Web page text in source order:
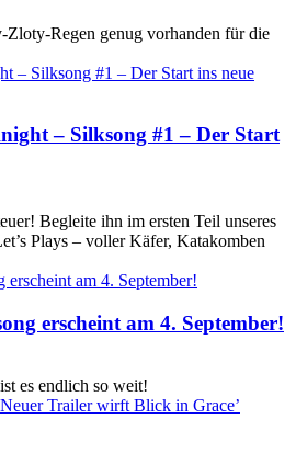
Regen genug vorhanden für die
– Silksong #1 – Der Start
Begleite ihn im ersten Teil unseres
Plays – voller Käfer, Katakomben
erscheint am 4. September!
es endlich so weit!